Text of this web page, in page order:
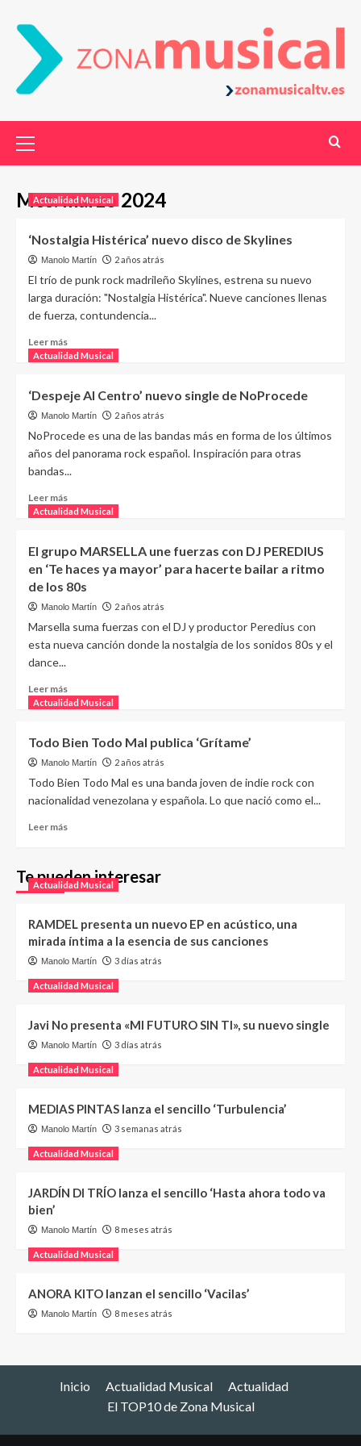
Mes:marzo 2024
Actualidad Musical
‘Nostalgia Histérica’ nuevo disco de Skylines
Manolo Martín 2 años atrás
El trío de punk rock madrileño Skylines, estrena su nuevo
larga duración: "Nostalgia Histérica". Nueve canciones llenas
de fuerza, contundencia...
Leer más
Actualidad Musical
‘Despeje Al Centro’ nuevo single de NoProcede
Manolo Martín 2 años atrás
NoProcede es una de las bandas más en forma de los últimos
años del panorama rock español. Inspiración para otras
bandas...
Leer más
Actualidad Musical
El grupo MARSELLA une fuerzas con DJ PEREDIUS
en ‘Te haces ya mayor’ para hacerte bailar a ritmo
de los 80s
Manolo Martín 2 años atrás
Marsella suma fuerzas con el DJ y productor Peredius con
esta nueva canción donde la nostalgia de los sonidos 80s y el
dance...
Leer más
Actualidad Musical
Todo Bien Todo Mal publica ‘Grítame’
Manolo Martín 2 años atrás
Todo Bien Todo Mal es una banda joven de indie rock con
nacionalidad venezolana y española. Lo que nació como el...
Leer más
Te pueden interesar
Actualidad Musical
RAMDEL presenta un nuevo EP en acústico, una
mirada íntima a la esencia de sus canciones
Manolo Martín 3 días atrás
Actualidad Musical
Javi No presenta «MI FUTURO SIN TI», su nuevo single
Manolo Martín 3 días atrás
Actualidad Musical
MEDIAS PINTAS lanza el sencillo ‘Turbulencia’
Manolo Martín 3 semanas atrás
Actualidad Musical
JARDÍN DI TRÍO lanza el sencillo ‘Hasta ahora todo va
bien’
Manolo Martín 8 meses atrás
Actualidad Musical
ANORA KITO lanzan el sencillo ‘Vacilas’
Manolo Martín 8 meses atrás
Inicio Actualidad Musical
Actualidad
El TOP10 de Zona Musical